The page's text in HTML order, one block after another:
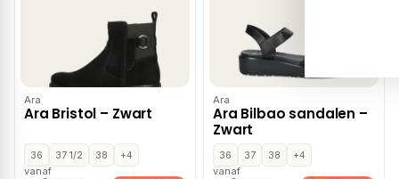
Ara
Ara Bristol – Zwart
36 37 1/2 38
+4
vanaf
Ara
Ara Bilbao sandalen –
Zwart
36 37 38
+4
vanaf